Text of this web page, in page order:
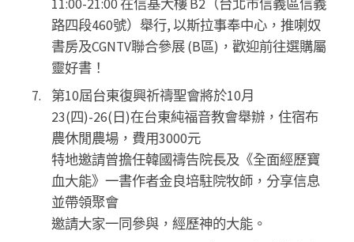
11:00-21:00 在信基大樓 B2（台北市信義區信義
路四段460號）舉行, 以斯拉事奉中心，推喇奴
書房及CGNTV聯合參展 (B區)，歡迎前往選購屬
靈好書！
第10屆台東復興祈禱聖會將於10月
23(四)-26(日)在台東純福音教會舉辦，住宿布
農休閒農場，費用3000元
特地邀請曾擔任韓國禱告院長及《全面經歷寶
血大能》一書作者金良培駐院牧師，分享信息
並帶領聚會
邀請大家一同參與，經歷神的大能。